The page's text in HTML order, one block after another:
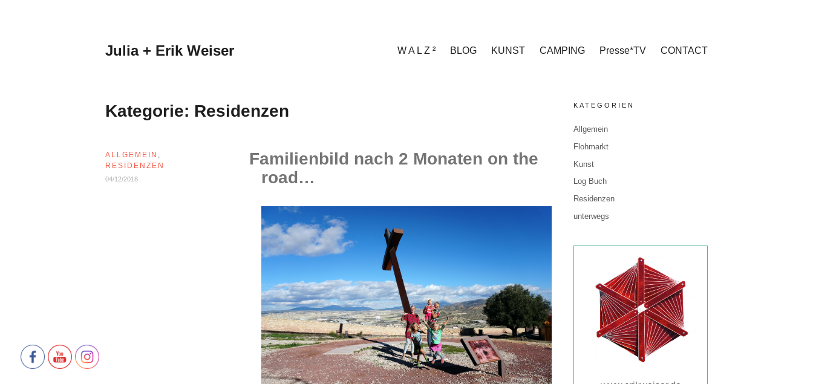
Julia + Erik Weiser W A L Z ² BLOG KUNST CAMPING Presse*TV CONTACT
Kategorie: Residenzen
Familienbild nach 2 Monaten on the
road…
ALLGEMEIN ,
RESIDENZEN
04/12/2018
KATEGORIEN
Allgemein
Flohmarkt
Kunst
Log Buch
Residenzen
unterwegs